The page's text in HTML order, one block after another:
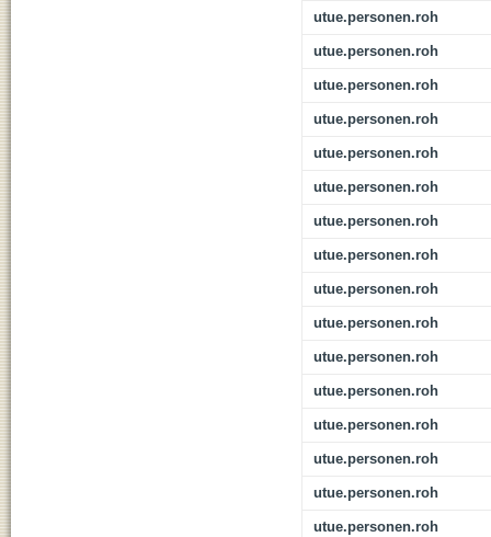
utue.personen.roh
utue.personen.roh
utue.personen.roh
utue.personen.roh
utue.personen.roh
utue.personen.roh
utue.personen.roh
utue.personen.roh
utue.personen.roh
utue.personen.roh
utue.personen.roh
utue.personen.roh
utue.personen.roh
utue.personen.roh
utue.personen.roh
utue.personen.roh